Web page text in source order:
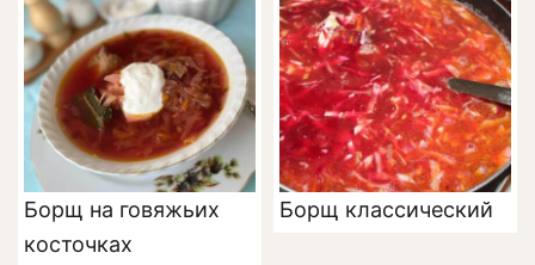
Борщ на говяжьих
косточках
Борщ классический